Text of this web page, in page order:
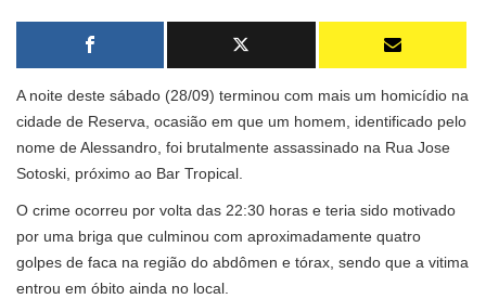
A noite deste sábado (28/09) terminou com mais um homicídio na
cidade de Reserva, ocasião em que um homem, identificado pelo
nome de Alessandro, foi brutalmente assassinado na Rua Jose
Sotoski, próximo ao Bar Tropical.
O crime ocorreu por volta das 22:30 horas e teria sido motivado
por uma briga que culminou com aproximadamente quatro
golpes de faca na região do abdômen e tórax, sendo que a vitima
entrou em óbito ainda no local.